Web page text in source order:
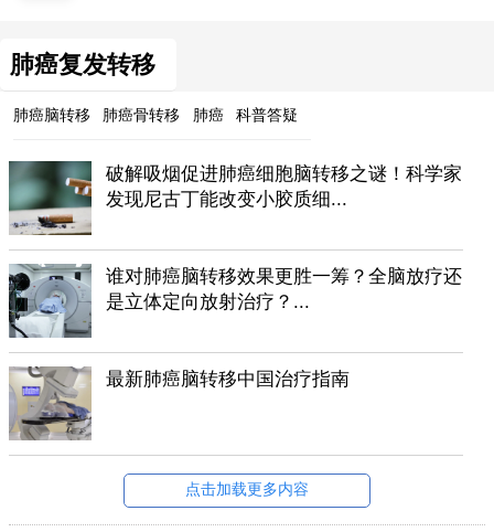
肺癌复发转移
肺癌脑转移 肺癌骨转移 肺癌 科普答疑
破解吸烟促进肺癌细胞脑转移之谜！科学家
发现尼古丁能改变小胶质细...
谁对肺癌脑转移效果更胜一筹？全脑放疗还
是立体定向放射治疗？...
最新肺癌脑转移中国治疗指南
点击加载更多内容